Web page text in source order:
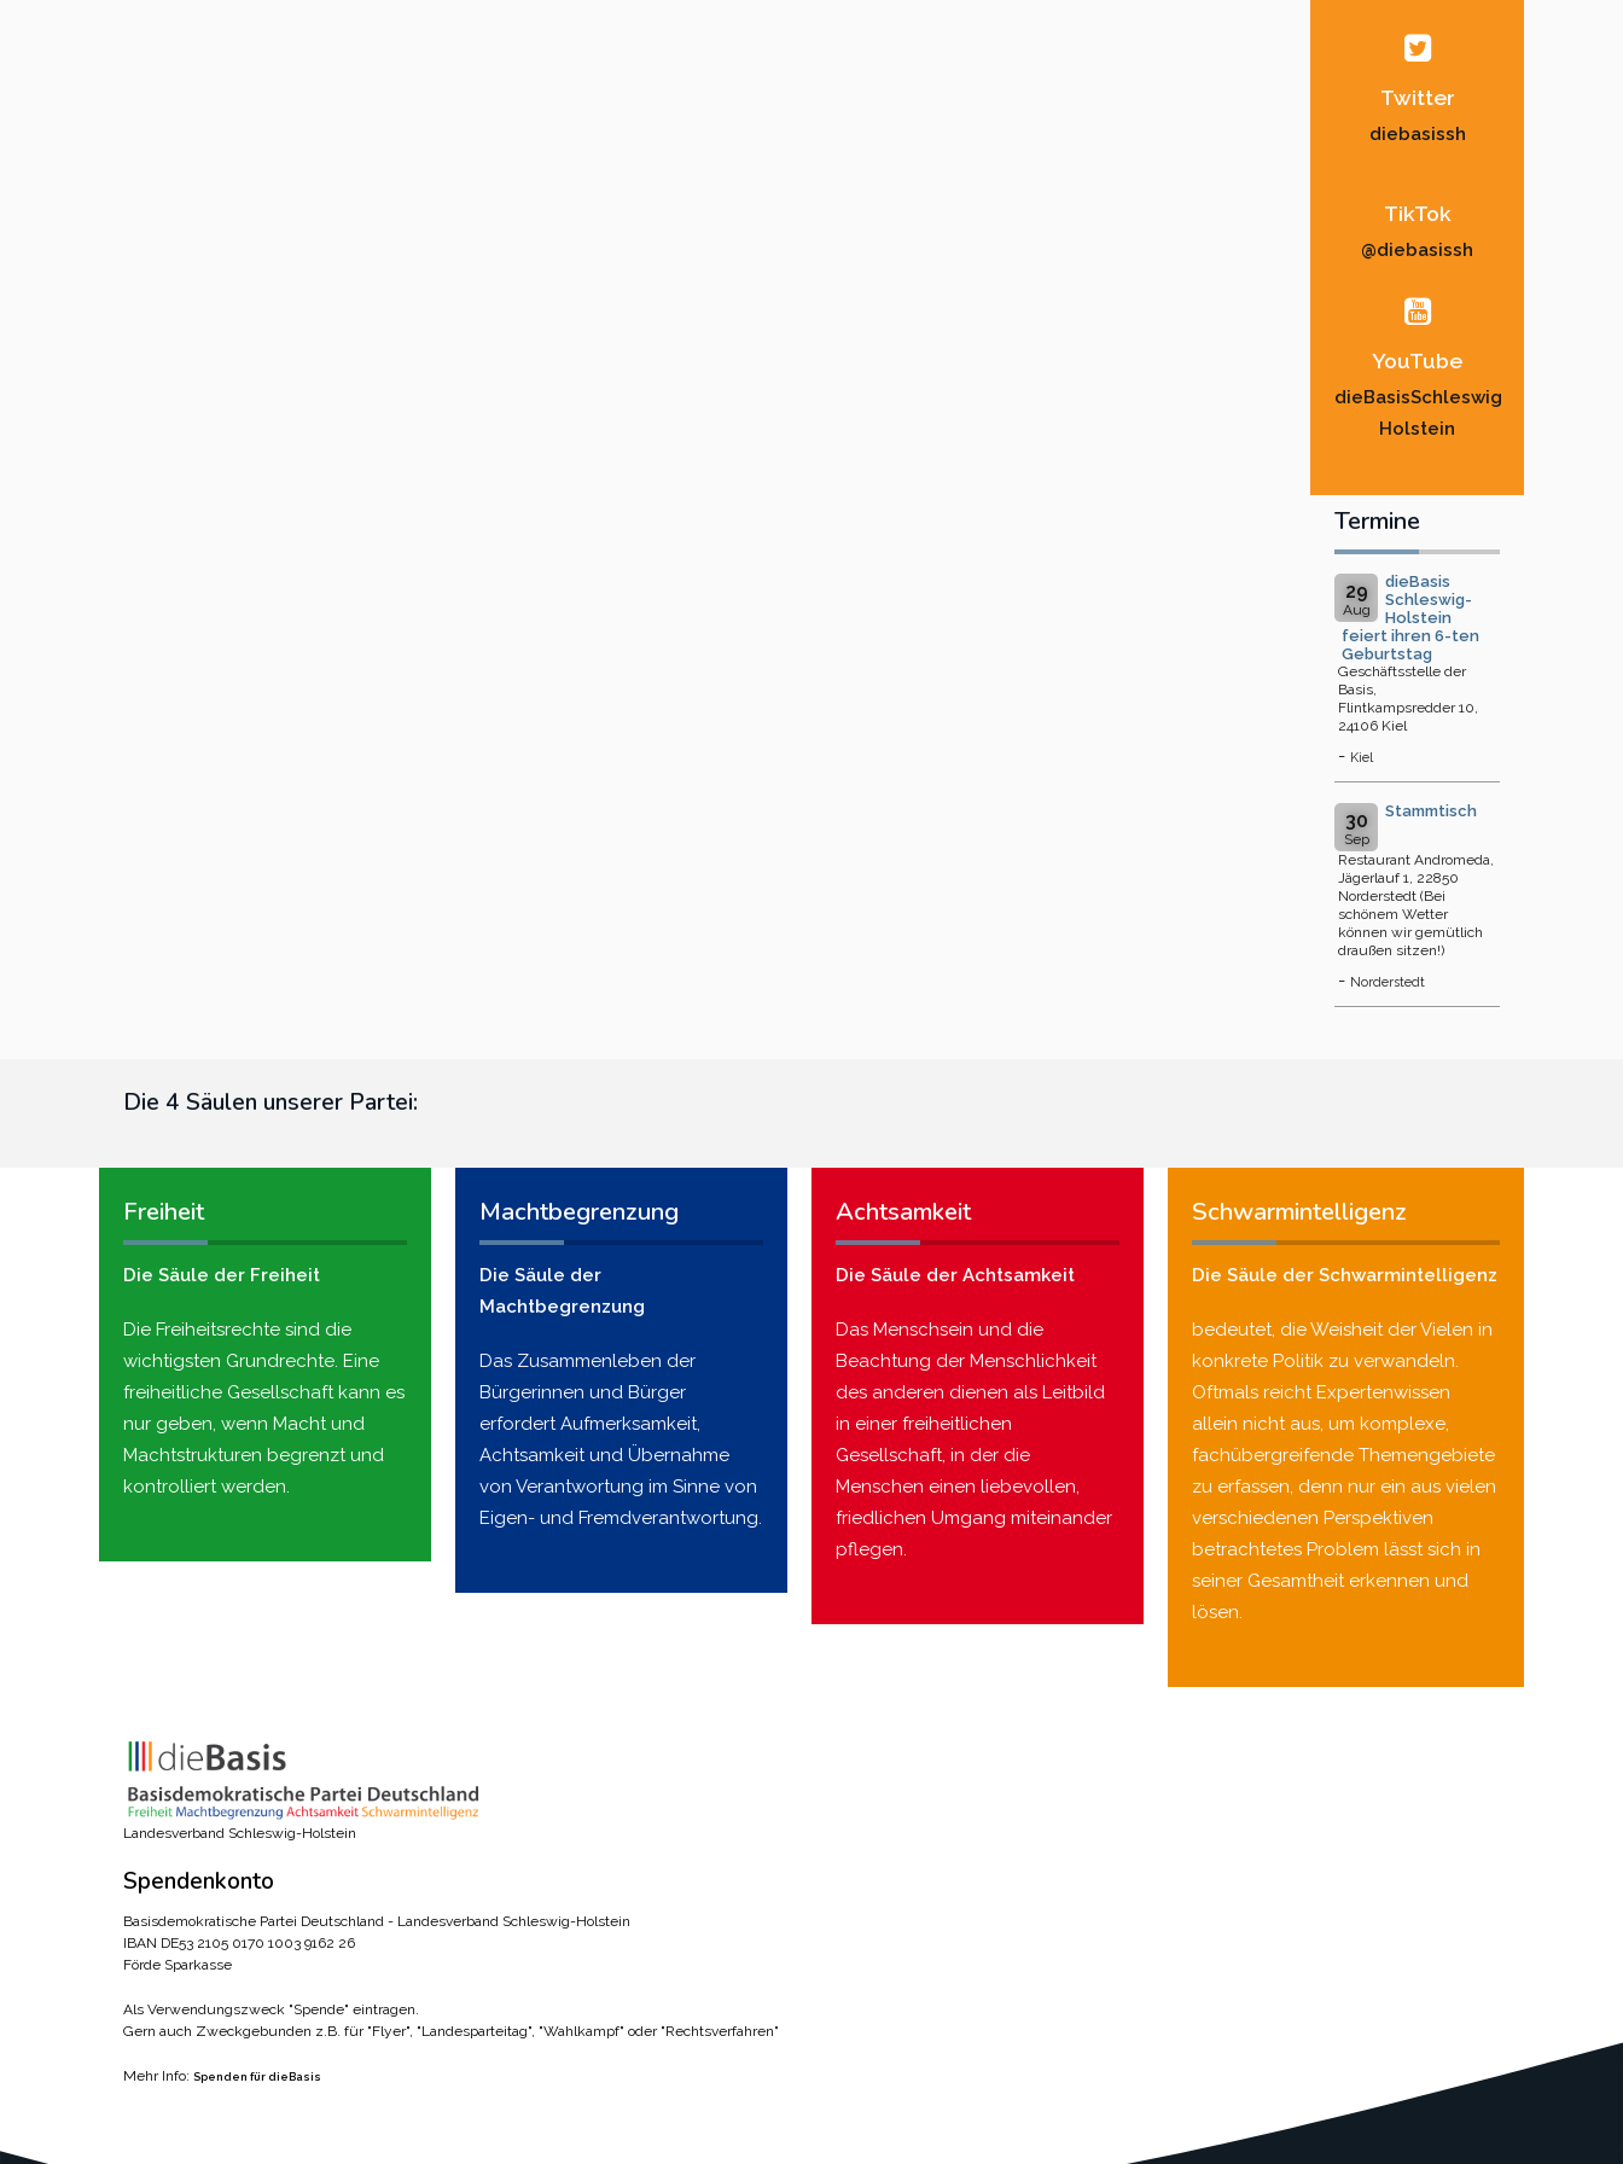
Twitter
diebasissh
TikTok
@diebasissh
YouTube
dieBasisSchleswig
Holstein
Termine
29
Aug
dieBasis
Schleswig-
Holstein
feiert ihren 6-ten
Geburtstag
Geschäftsstelle der
Basis,
Flintkampsredder 10,
24106 Kiel
- Kiel
30
Sep
Stammtisch
Restaurant Andromeda,
Jägerlauf 1, 22850
Norderstedt (Bei
schönem Wetter
können wir gemütlich
draußen sitzen!)
- Norderstedt
Die 4 Säulen unserer Partei:
Freiheit
Die Säule der Freiheit
Die Freiheitsrechte sind die
wichtigsten Grundrechte. Eine
freiheitliche Gesellschaft kann es
nur geben, wenn Macht und
Machtstrukturen begrenzt und
kontrolliert werden.
Machtbegrenzung
Die Säule der
Machtbegrenzung
Das Zusammenleben der
Bürgerinnen und Bürger
erfordert Aufmerksamkeit,
Achtsamkeit und Übernahme
von Verantwortung im Sinne von
Eigen- und Fremdverantwortung.
Achtsamkeit
Die Säule der Achtsamkeit
Das Menschsein und die
Beachtung der Menschlichkeit
des anderen dienen als Leitbild
in einer freiheitlichen
Gesellschaft, in der die
Menschen einen liebevollen,
friedlichen Umgang miteinander
pflegen.
Schwarmintelligenz
Die Säule der Schwarmintelligenz
bedeutet, die Weisheit der Vielen in
konkrete Politik zu verwandeln.
Oftmals reicht Expertenwissen
allein nicht aus, um komplexe,
fachübergreifende Themengebiete
zu erfassen, denn nur ein aus vielen
verschiedenen Perspektiven
betrachtetes Problem lässt sich in
seiner Gesamtheit erkennen und
lösen.
Landesverband Schleswig-Holstein
Spendenkonto
Basisdemokratische Partei Deutschland - Landesverband Schleswig-Holstein
IBAN DE53 2105 0170 1003 9162 26
Förde Sparkasse
Als Verwendungszweck "Spende" eintragen.
Gern auch Zweckgebunden z.B. für "Flyer", "Landesparteitag", "Wahlkampf" oder "Rechtsverfahren"
Mehr Info: Spenden für dieBasis